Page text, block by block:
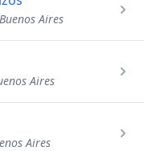
Aires
Aires
Aires